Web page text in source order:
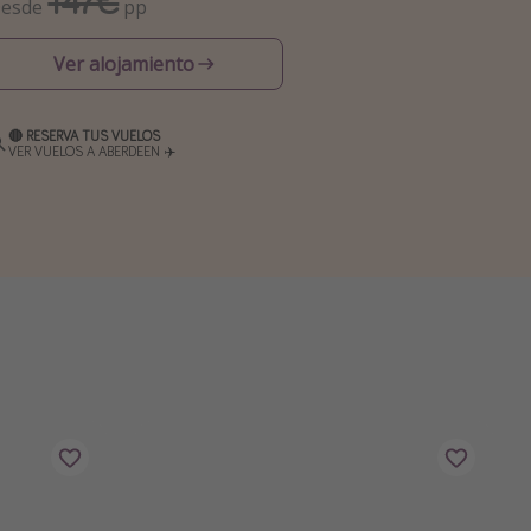
pp
Ver alojamiento
🔴 RESERVA TUS VUELOS
VER VUELOS A ABERDEEN ✈️